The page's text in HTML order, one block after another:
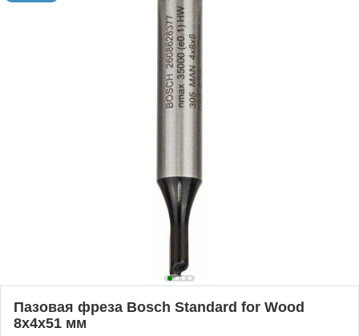
Пазовая фреза Bosch Standard for Wood
8x4x51 мм